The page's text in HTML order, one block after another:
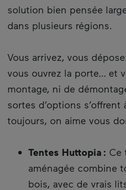
solution bien pensée
dans plusieurs régions.
Vous arrivez, vous
vous ouvrez la porte… et
montage, ni de
sortes d’options s’offrent
toujours, on aime vous
Tentes Huttopia : Ce
aménagée combine
bois, avec de vrais